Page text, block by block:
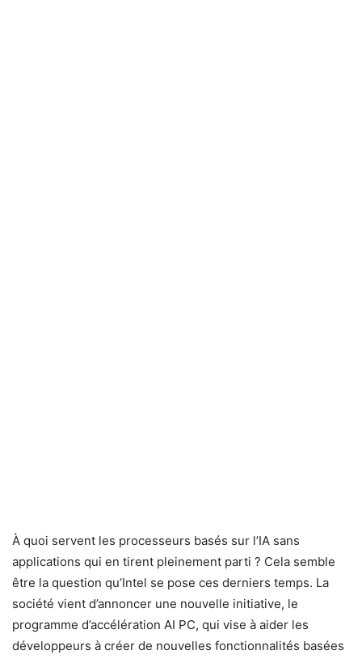
À quoi servent les processeurs basés sur l’IA sans
applications qui en tirent pleinement parti ? Cela semble
être la question qu’Intel se pose ces derniers temps. La
société vient d’annoncer une nouvelle initiative, le
programme d’accélération AI PC, qui vise à aider les
développeurs à créer de nouvelles fonctionnalités basées